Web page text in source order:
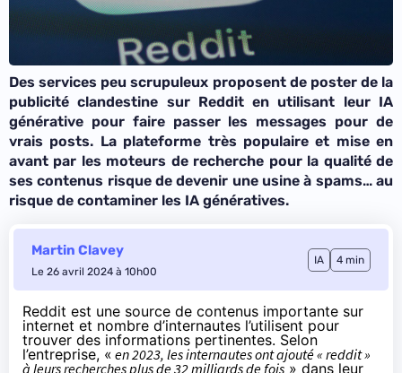
Des services peu scrupuleux proposent de poster de la
publicité clandestine sur Reddit en utilisant leur IA
générative pour faire passer les messages pour de
vrais posts. La plateforme très populaire et mise en
avant par les moteurs de recherche pour la qualité de
ses contenus risque de devenir une usine à spams… au
risque de contaminer les IA génératives.
Martin Clavey
Le 26 avril 2024 à 10h00
IA 4 min
Reddit est une source de contenus importante sur
internet et nombre d’internautes l’utilisent pour
trouver des informations pertinentes. Selon
l’entreprise, « en 2023, les internautes ont ajouté « reddit »
à leurs recherches plus de 32 milliards de fois » dans leur